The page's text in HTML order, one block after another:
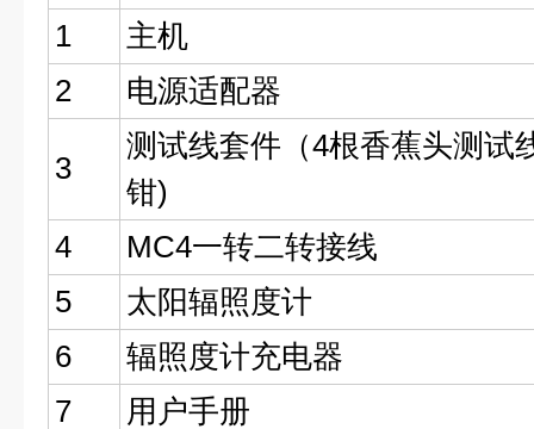
1
主机
2
电源适配器
3
测试线套件（4根香蕉头测试
钳)
4
MC4一转二转接线
5
太阳辐照度计
6
辐照度计充电器
7
用户手册